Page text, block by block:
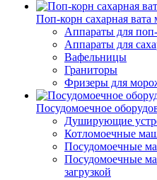
Поп-корн сахарная
Аппараты для
Аппараты для
Вафельницы
Граниторы
Фризеры для
Посудомоечное
Душирующие
Котломоечные
Посудомоечные
Посудомоечные
загрузкой